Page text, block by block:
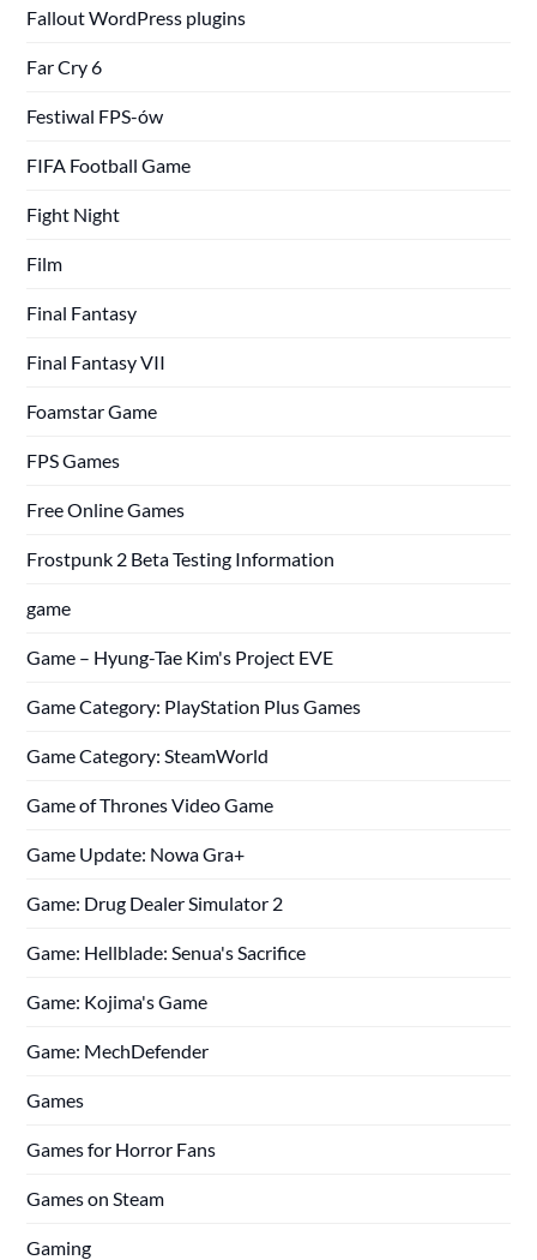
Fallout WordPress plugins
Far Cry 6
Festiwal FPS-ów
FIFA Football Game
Fight Night
Film
Final Fantasy
Final Fantasy VII
Foamstar Game
FPS Games
Free Online Games
Frostpunk 2 Beta Testing Information
game
Game – Hyung-Tae Kim's Project EVE
Game Category: PlayStation Plus Games
Game Category: SteamWorld
Game of Thrones Video Game
Game Update: Nowa Gra+
Game: Drug Dealer Simulator 2
Game: Hellblade: Senua's Sacrifice
Game: Kojima's Game
Game: MechDefender
Games
Games for Horror Fans
Games on Steam
Gaming